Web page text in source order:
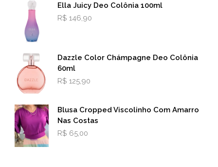
Ella Juicy Deo Colônia 100ml
R$ 146,90
Dazzle Color Chámpagne Deo Colônia
60ml
R$ 125,90
Blusa Cropped Viscolinho Com Amarro
Nas Costas
R$ 65,00